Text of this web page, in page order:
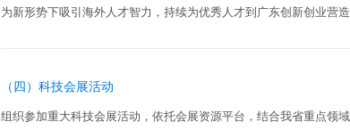
为新形势下吸引海外人才智力，持续为优秀人才到广东创新创业营造
（四）科技会展活动
组织参加重大科技会展活动，依托会展资源平台，结合我省重点领